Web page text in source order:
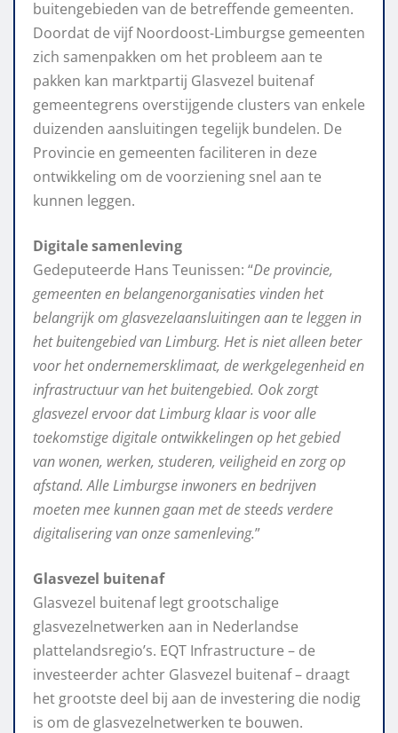
buitengebieden van de betreffende gemeenten.
Doordat de vijf Noordoost-Limburgse gemeenten
zich samenpakken om het probleem aan te
pakken kan marktpartij Glasvezel buitenaf
gemeentegrens overstijgende clusters van enkele
duizenden aansluitingen tegelijk bundelen. De
Provincie en gemeenten faciliteren in deze
ontwikkeling om de voorziening snel aan te
kunnen leggen.
Digitale samenleving
Gedeputeerde Hans Teunissen: “De provincie,
gemeenten en belangenorganisaties vinden het
belangrijk om glasvezelaansluitingen aan te leggen in
het buitengebied van Limburg. Het is niet alleen beter
voor het ondernemersklimaat, de werkgelegenheid en
infrastructuur van het buitengebied. Ook zorgt
glasvezel ervoor dat Limburg klaar is voor alle
toekomstige digitale ontwikkelingen op het gebied
van wonen, werken, studeren, veiligheid en zorg op
afstand. Alle Limburgse inwoners en bedrijven
moeten mee kunnen gaan met de steeds verdere
digitalisering van onze samenleving.”
Glasvezel buitenaf
Glasvezel buitenaf legt grootschalige
glasvezelnetwerken aan in Nederlandse
plattelandsregio’s. EQT Infrastructure – de
investeerder achter Glasvezel buitenaf – draagt
het grootste deel bij aan de investering die nodig
is om de glasvezelnetwerken te bouwen.